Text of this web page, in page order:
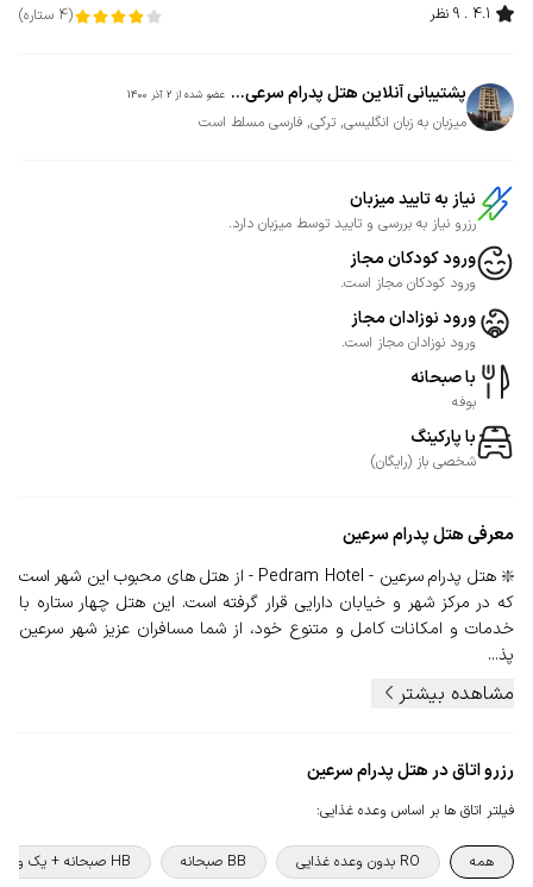
4.1
9 نظر (
4 ستاره)
پشتیبانی آنلاین هتل پدرام سرعی... عضو شده از 2 آذر 1400
میزبان به زبان انگلیسی, ترکی, فارسی مسلط است
نیاز به تایید میزبان
رزرو نیاز به بررسی و تایید توسط میزبان دارد.
ورود کودکان مجاز
ورود کودکان مجاز است.
ورود نوزادان مجاز
ورود نوزادان مجاز است.
با صبحانه
بوفه
با پارکینگ
شخصی باز (رایگان)
معرفیهتل پدرام سرعین
❇️ هتل پدرام سرعین - Pedram Hotel - از هتل های محبوب این شهر است
که در مرکز شهر و خیابان دارایی قرار گرفته است. این هتل چهار ستاره با
خدمات و امکانات کامل و متنوع خود، از شما مسافران عزیز شهر سرعین
پذ...
مشاهده بیشتر
رزرو اتاق در هتل پدرام سرعین
فیلتر اتاق ها بر اساس وعده غذایی:
همه RO بدون وعده غذایی BB صبحانه HB صبحانه + یک وعده غذا